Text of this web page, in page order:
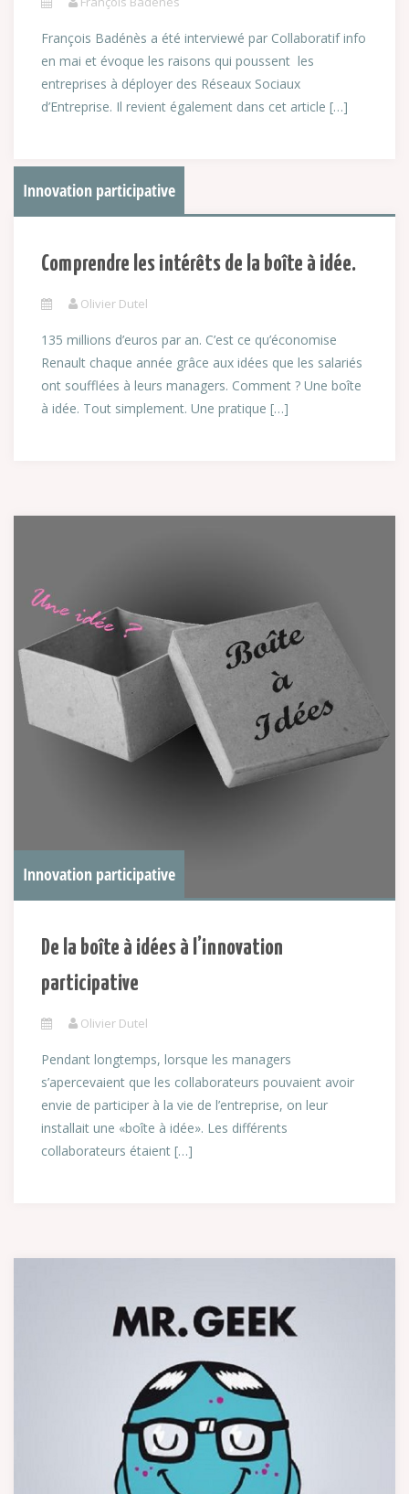
François Badénès a été interviewé par Collaboratif info
en mai et évoque les raisons qui poussent les
entreprises à déployer des Réseaux Sociaux
d’Entreprise. Il revient également dans cet article […]
Innovation participative
Comprendre les intérêts de la boîte à idée.
Olivier Dutel
135 millions d’euros par an. C’est ce qu’économise
Renault chaque année grâce aux idées que les salariés
ont soufflées à leurs managers. Comment ? Une boîte
à idée. Tout simplement. Une pratique […]
Innovation participative
De la boîte à idées à l’innovation
participative
Olivier Dutel
Pendant longtemps, lorsque les managers
s’apercevaient que les collaborateurs pouvaient avoir
envie de participer à la vie de l’entreprise, on leur
installait une «boîte à idée». Les différents
collaborateurs étaient […]